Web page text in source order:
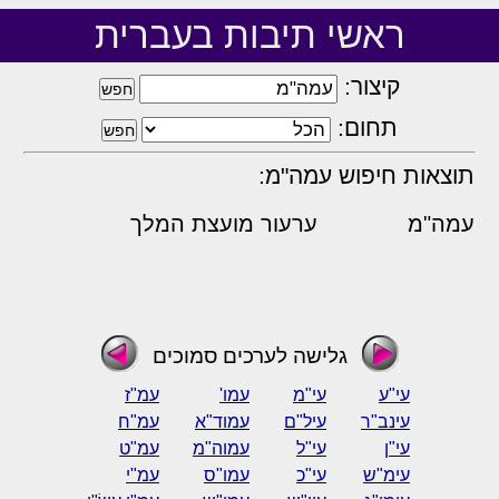
ראשי תיבות בעברית
קיצור:
תחום:
תוצאות חיפוש עמה"מ:
עמה"מ ערעור מועצת המלך
גלישה לערכים סמוכים
עי"ע עי"מ עמו'
עמ"ז
עינב"ר
עיל"ם עמוד"א
עמ"ח
עי"ן
עי"ל עמוה"מ
עמ"ט
עימ"ש
עי"כ עמו"ס
עמ"י